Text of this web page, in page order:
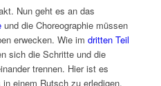
Nun geht es an das
und die Choreographie müssen
erwecken. Wie im dritten Teil
sich die Schritte und die
trennen. Hier ist es
einem Rutsch zu erledigen.